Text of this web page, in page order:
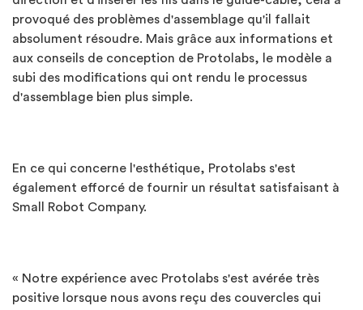
provoqué des problèmes d'assemblage qu'il fallait
absolument résoudre. Mais grâce aux informations et
aux conseils de conception de Protolabs, le modèle a
subi des modifications qui ont rendu le processus
d'assemblage bien plus simple.
En ce qui concerne l'esthétique, Protolabs s'est
également efforcé de fournir un résultat satisfaisant à
Small Robot Company.
« Notre expérience avec Protolabs s'est avérée très
positive lorsque nous avons reçu des couvercles qui